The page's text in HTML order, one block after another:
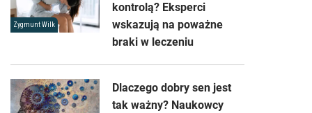
Zygmunt Wilk
kontrolą? Eksperci
wskazują na poważne
braki w leczeniu
Dlaczego dobry sen jest
tak ważny? Naukowcy